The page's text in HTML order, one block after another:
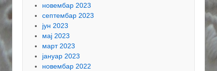
новембар 2023
септембар 2023
јун 2023
мај 2023
март 2023
јануар 2023
новембар 2022